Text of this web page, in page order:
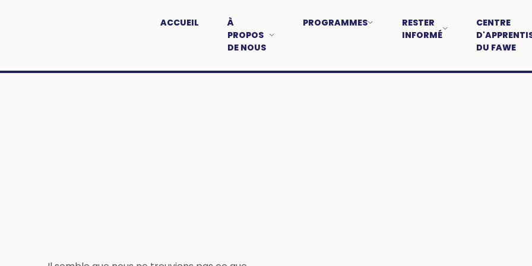
ACCUEIL
À
PROPOS
DE NOUS
PROGRAMMES
RESTER
INFORMÉ
CENTRE
DU FAWE